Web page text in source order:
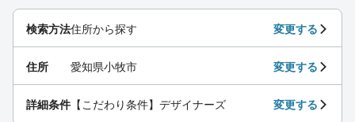
検索方法住所から探す 変更する
住所 愛知県小牧市 変更する
詳細条件 【こだわり条件】デザイナーズ 変更する